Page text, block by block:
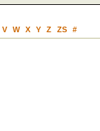
V W X Y Z ZS #